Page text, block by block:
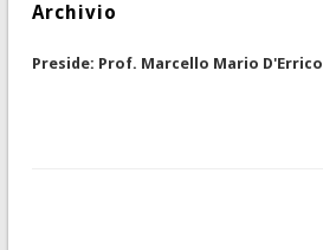
Archivio
Preside: Prof. Marcello Mario D'Errico